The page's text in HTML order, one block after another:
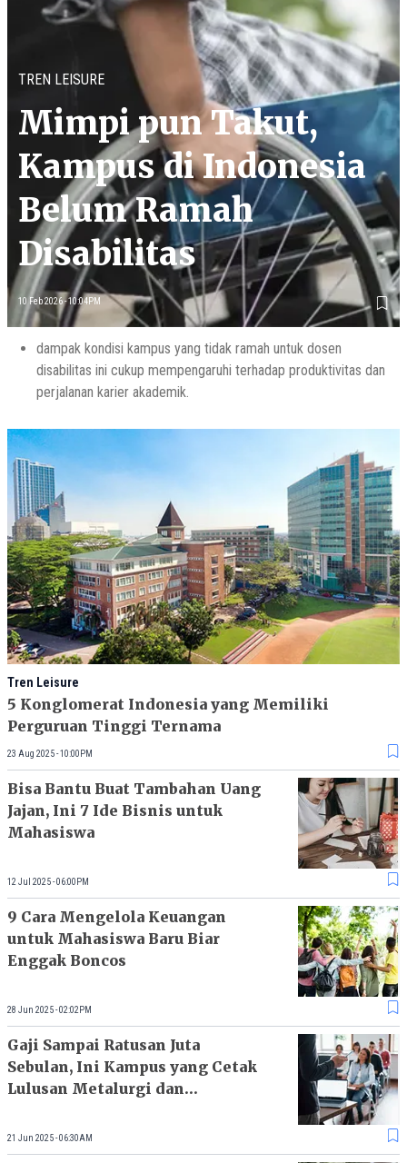
TREN LEISURE
Mimpi pun Takut,
Kampus di Indonesia
Belum Ramah
Disabilitas
10 Feb 2026 - 10:04PM
dampak kondisi kampus yang tidak ramah untuk dosen
disabilitas ini cukup mempengaruhi terhadap produktivitas dan
perjalanan karier akademik.
Tren Leisure
5 Konglomerat Indonesia yang Memiliki
Perguruan Tinggi Ternama
23 Aug 2025 - 10:00PM
Bisa Bantu Buat Tambahan Uang
Jajan, Ini 7 Ide Bisnis untuk
Mahasiswa
12 Jul 2025 - 06:00PM
9 Cara Mengelola Keuangan
untuk Mahasiswa Baru Biar
Enggak Boncos
28 Jun 2025 - 02:02PM
Gaji Sampai Ratusan Juta
Sebulan, Ini Kampus yang Cetak
Lulusan Metalurgi dan
21 Jun 2025 - 06:30AM